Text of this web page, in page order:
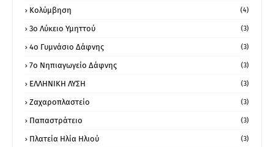
Κολύμβηση (4)
3ο Λύκειο Υμηττού (3)
4ο Γυμνάσιο Δάφνης (3)
7ο Νηπιαγωγείο Δάφνης (3)
ΕΛΛΗΝΙΚΗ ΛΥΣΗ (3)
Ζαχαροπλαστείο (3)
Παπαστράτειο (3)
Πλατεία Ηλία Ηλιού (3)